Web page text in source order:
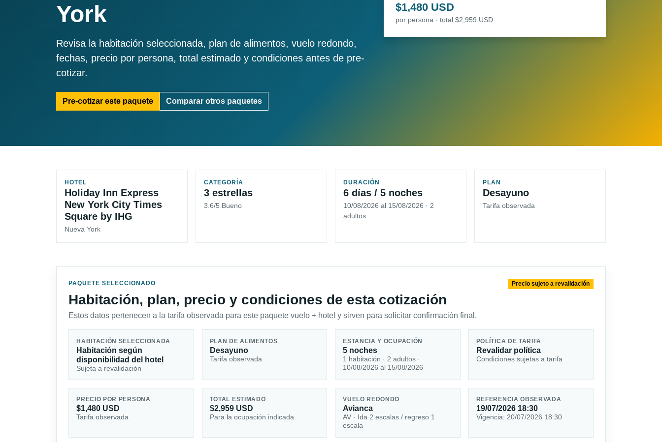
York
Revisa la habitación seleccionada, plan de alimentos, vuelo redondo,
fechas, precio por persona, total estimado y condiciones antes de pre-
cotizar.
Pre-cotizar este paquete Comparar otros paquetes
$1,480 USD
por persona · total $2,959 USD
HOTEL
Holiday Inn Express
New York City Times
Square by IHG
Nueva York
CATEGORÍA
3 estrellas
3.6/5 Bueno
DURACIÓN
6 días / 5 noches
10/08/2026 al 15/08/2026 · 2
adultos
PLAN
Desayuno
Tarifa observada
PAQUETE SELECCIONADO
Habitación, plan, precio y condiciones de esta cotización
Estos datos pertenecen a la tarifa observada para este paquete vuelo + hotel y sirven para solicitar confirmación final.
Precio sujeto a revalidación
HABITACIÓN SELECCIONADA
Habitación según
disponibilidad del hotel
Sujeta a revalidación
PLAN DE ALIMENTOS
Desayuno
Tarifa observada
ESTANCIA Y OCUPACIÓN
5 noches
1 habitación · 2 adultos ·
10/08/2026 al 15/08/2026
POLÍTICA DE TARIFA
Revalidar política
Condiciones sujetas a tarifa
PRECIO POR PERSONA
$1,480 USD
Tarifa observada
TOTAL ESTIMADO
$2,959 USD
Para la ocupación indicada
VUELO REDONDO
Avianca
AV · Ida 2 escalas / regreso 1
escala
REFERENCIA OBSERVADA
19/07/2026 18:30
Vigencia: 20/07/2026 18:30